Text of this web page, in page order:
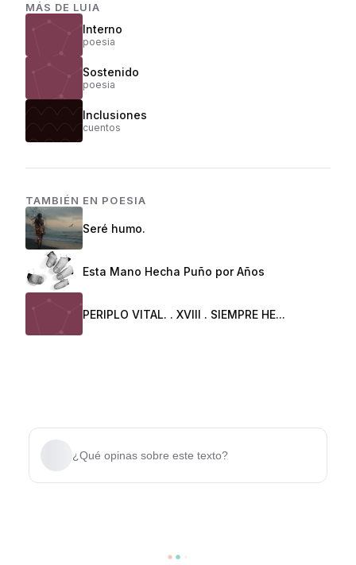
MÁS DE LUIA
Interno
poesia
Sostenido
poesia
Inclusiones
cuentos
TAMBIÉN EN POESIA
Seré humo.
Esta Mano Hecha Puño por Años
PERIPLO VITAL. . XVIII . SIEMPRE HE...
¿Qué opinas sobre este texto?